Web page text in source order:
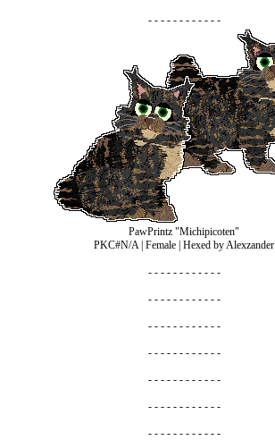
- - - - - - - - - - - -
PawPrintz "Michipicoten"
PKC#N/A | Female | Hexed by Alexzander
- - - - - - - - - - - -
- - - - - - - - - - - -
- - - - - - - - - - - -
- - - - - - - - - - - -
- - - - - - - - - - - -
- - - - - - - - - - - -
- - - - - - - - - - - -